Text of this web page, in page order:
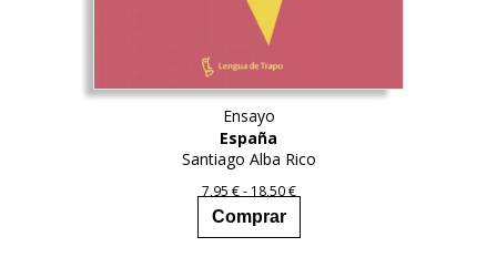
Ensayo
España
Santiago Alba Rico
7,95 € - 18,50€Rango
Comprar